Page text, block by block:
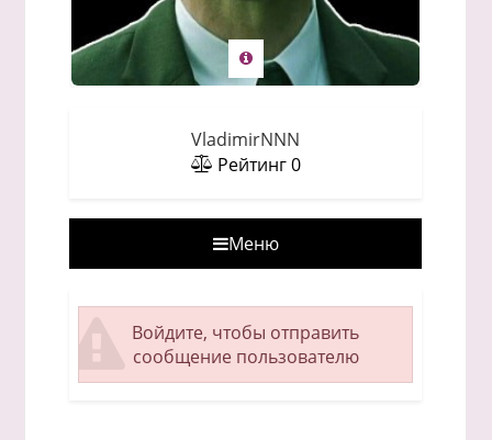
VladimirNNN
Рейтинг0
Меню
Войдите, чтобы отправить
сообщение пользователю